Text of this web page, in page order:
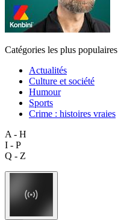
Catégories les plus populaires
Actualités
Culture et société
Humour
Sports
Crime : histoires vraies
A - H
I - P
Q - Z